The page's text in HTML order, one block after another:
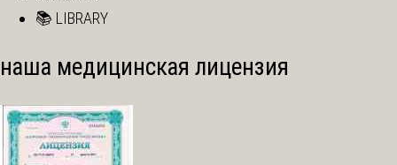
📚 LIBRARY
наша медицинская лицензия